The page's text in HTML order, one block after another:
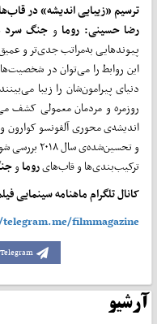
ترسیم «زیبایی اندیشه» در
رضا حسینی: روماو جنگ سرد
پیوندهایی به‌مراتب جدی‌تر و
این روابط را می‌توان در
دنیای پیرامون‌شان را زیبا
روزمره و مردمان معمولی کشف
اندیشه‌ی محوری آلفونسو کوارون
و تحسین‌شده‌ی
ترکیب‌بندی‌ها و قاب‌هایروماو
کانال تلگرام ماهنامه سینمایی
filmmagazine
Telegram
آرشیو